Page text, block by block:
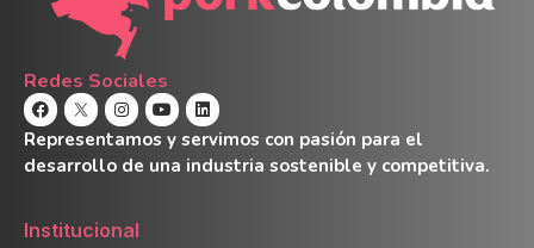
Redes Sociales
Representamos y servimos con pasión para el
desarrollo de una industria sostenible y competitiva.
Institucional